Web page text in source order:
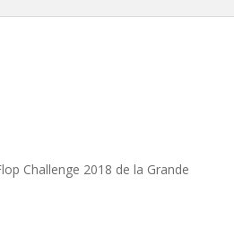
Challenge 2018 de la Grande